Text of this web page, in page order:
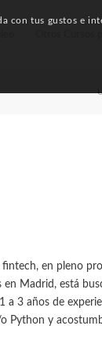
en pleno
Madrid, está
a 3 años de
Python y
tus gustos e